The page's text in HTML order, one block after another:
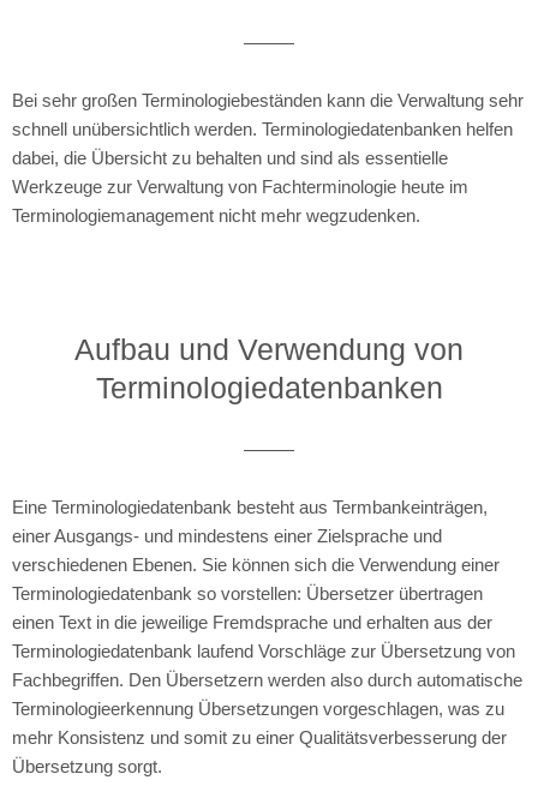
Bei sehr großen Terminologiebeständen kann die Verwaltung sehr
schnell unübersichtlich werden. Terminologiedatenbanken helfen
dabei, die Übersicht zu behalten und sind als essentielle
Werkzeuge zur Verwaltung von Fachterminologie heute im
Terminologiemanagement nicht mehr wegzudenken.
Aufbau und Verwendung von
Terminologiedatenbanken
Eine Terminologiedatenbank besteht aus Termbankeinträgen,
einer Ausgangs- und mindestens einer Zielsprache und
verschiedenen Ebenen. Sie können sich die Verwendung einer
Terminologiedatenbank so vorstellen: Übersetzer übertragen
einen Text in die jeweilige Fremdsprache und erhalten aus der
Terminologiedatenbank laufend Vorschläge zur Übersetzung von
Fachbegriffen. Den Übersetzern werden also durch automatische
Terminologieerkennung Übersetzungen vorgeschlagen, was zu
mehr Konsistenz und somit zu einer Qualitätsverbesserung der
Übersetzung sorgt.